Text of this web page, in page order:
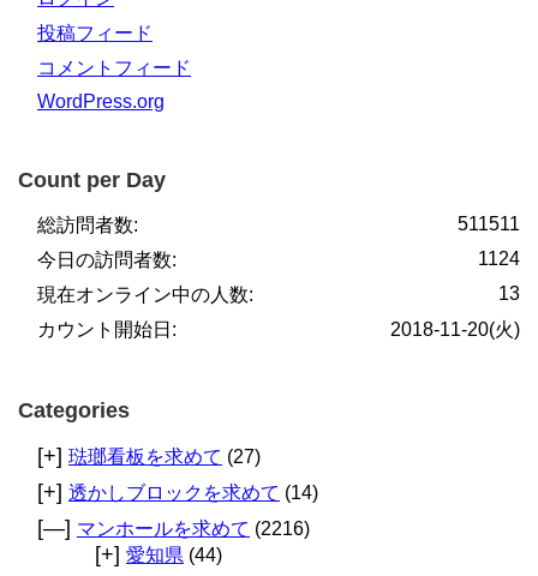
投稿フィード
コメントフィード
WordPress.org
Count per Day
511511
総訪問者数:
1124
今日の訪問者数:
13
現在オンライン中の人数:
2018-11-20(火)
カウント開始日:
Categories
[+] 琺瑯看板を求めて (27)
[+] 透かしブロックを求めて (14)
[—] マンホールを求めて (2216)
[+] 愛知県 (44)